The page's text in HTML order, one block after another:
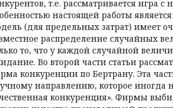
т.е. рассматривается игра
настоящей работы является
(для предельных затрат) имеет
распределение случайных
то, что у каждой случайной
Во второй части статьи
конкуренции по Бертрану. Эта
направлению, которое иногда
конкуренция». Фирмы